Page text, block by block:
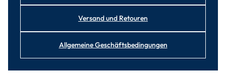
Versand und Retouren
Allgemeine Geschäftsbedingungen